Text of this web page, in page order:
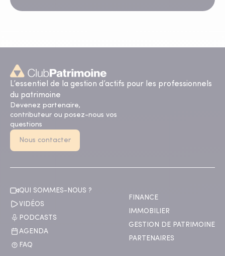
L’essentiel de la gestion d’actifs pour les professionnels
du patrimoine
Devenez partenaire,
contributeur ou posez-nous vos
questions
Nous contacter
QUI SOMMES-NOUS ?
VIDÉOS
PODCASTS
AGENDA
FAQ
FINANCE
IMMOBILIER
GESTION DE PATRIMOINE
PARTENAIRES